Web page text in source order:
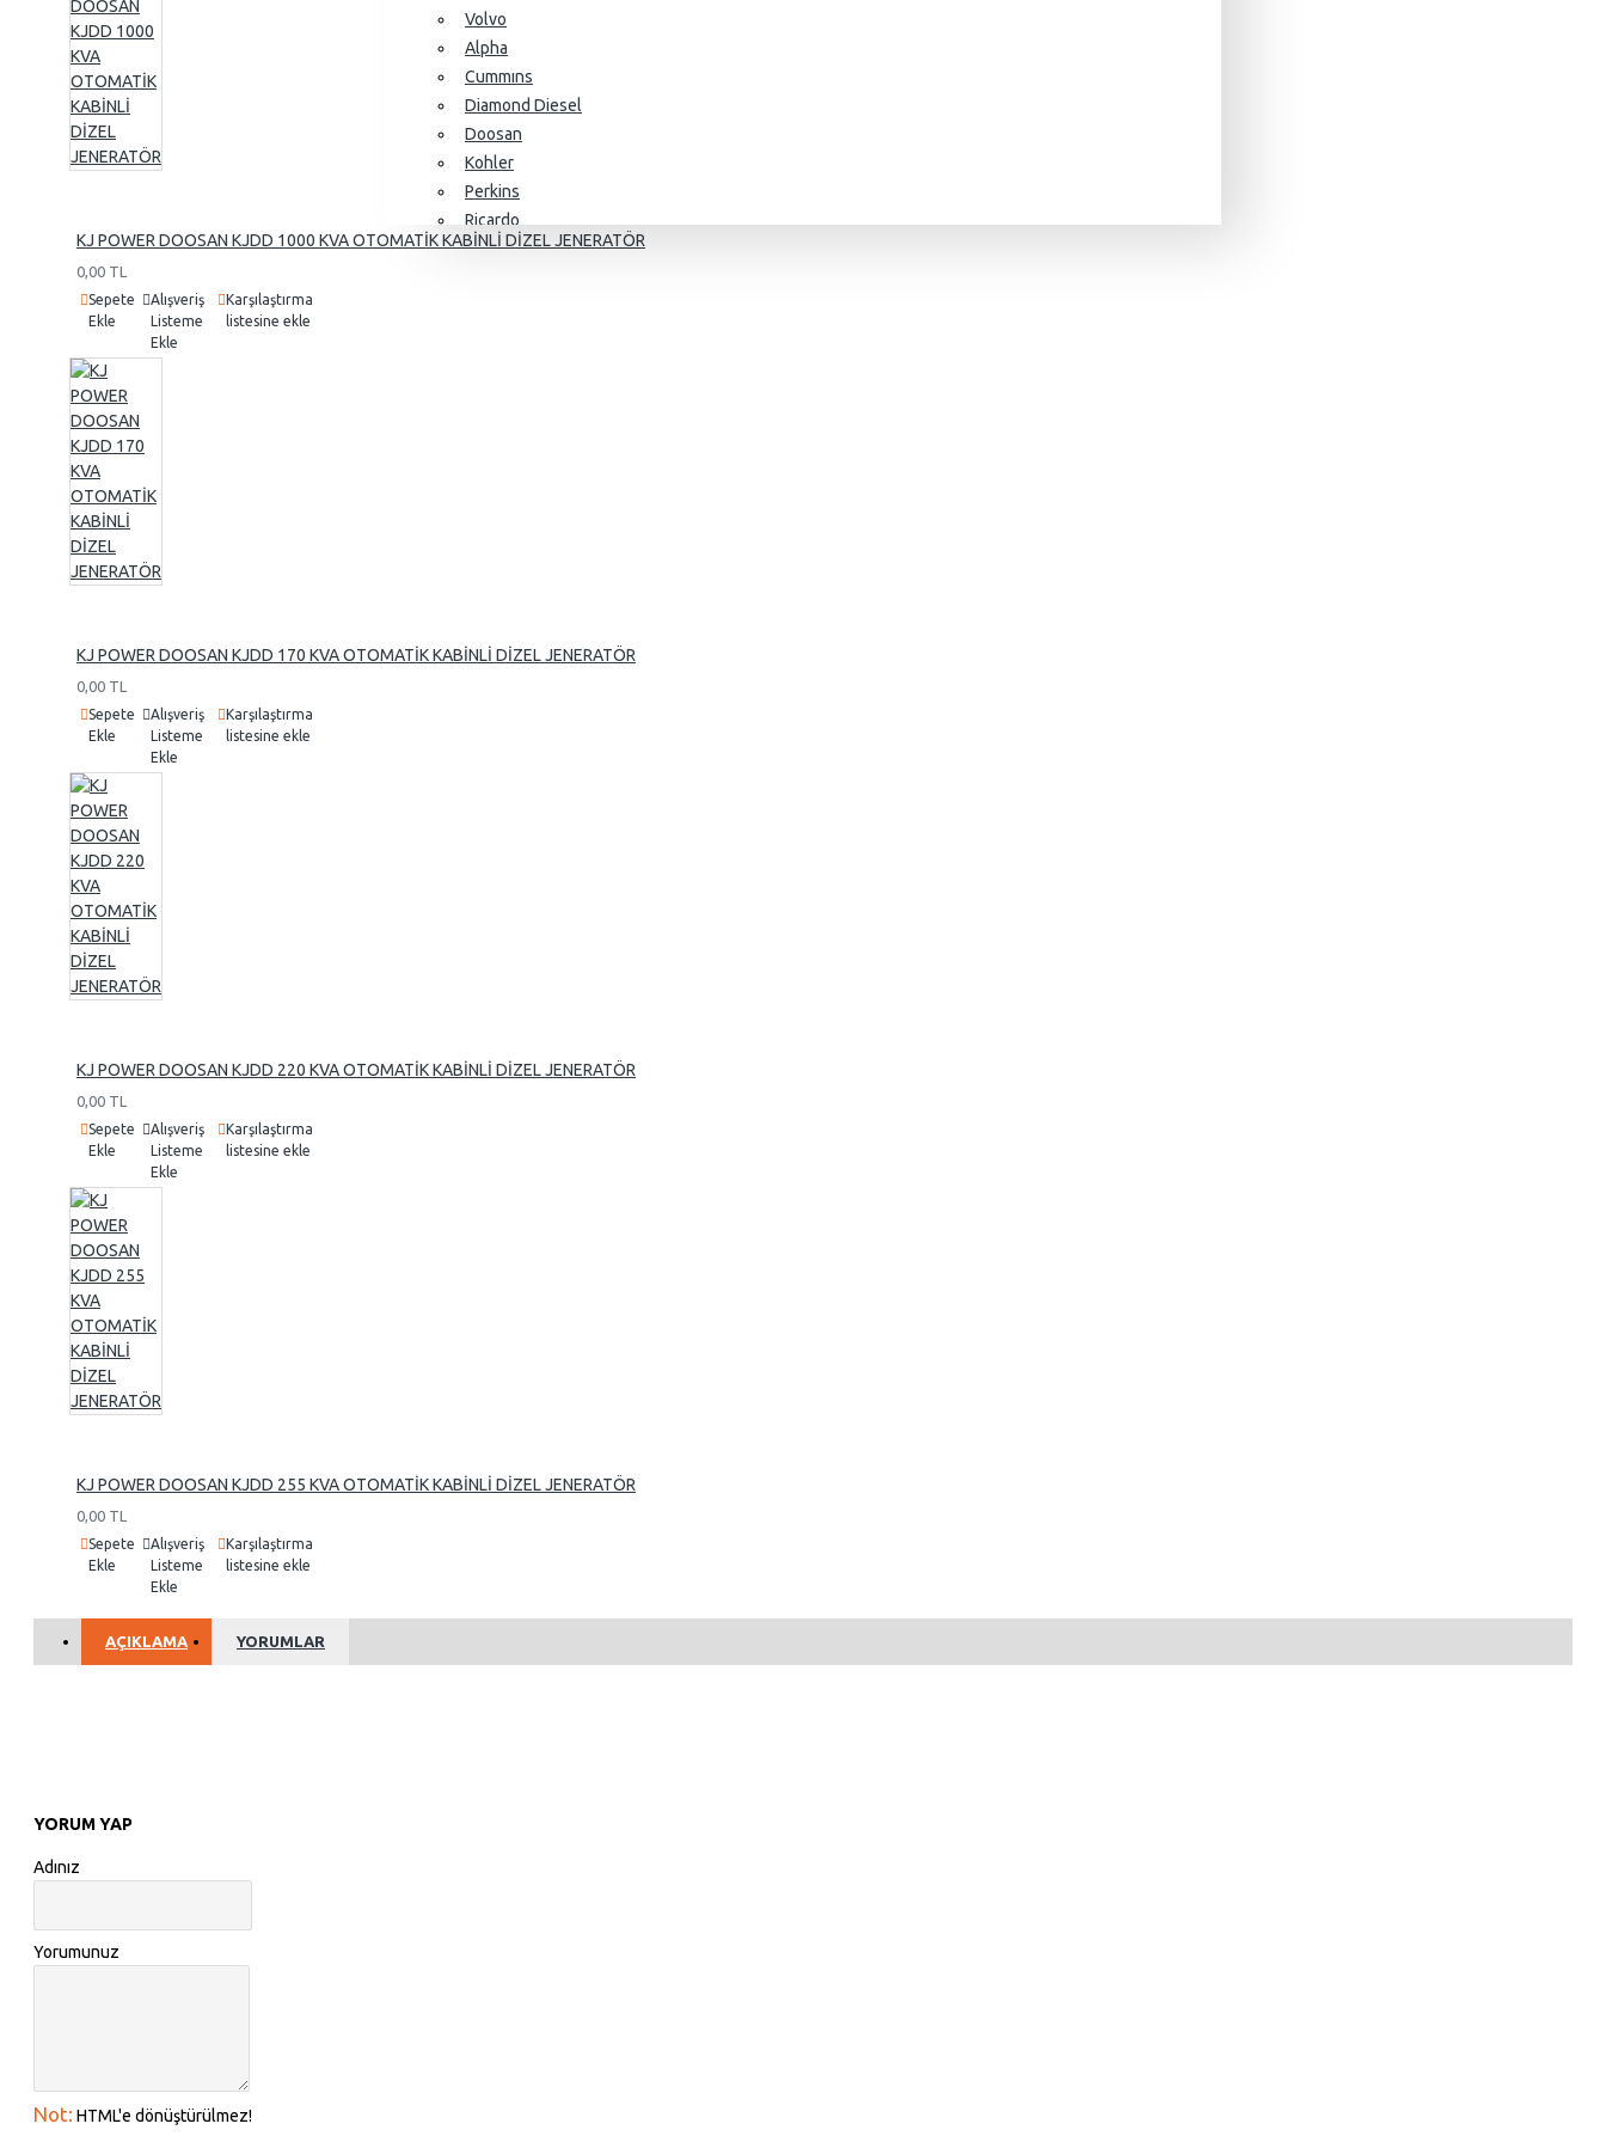
Volvo
Alpha
Cummıns
Diamond Diesel
Doosan
Kohler
Perkins
Ricardo
SDEC
KJ POWER DOOSAN KJDD 1000 KVA OTOMATİK KABİNLİ DİZEL JENERATÖR
0,00 TL
Sepete
Ekle
Alışveriş
Listeme
Ekle
Karşılaştırma
listesine ekle
KJ POWER DOOSAN KJDD 170 KVA OTOMATİK KABİNLİ DİZEL JENERATÖR
0,00 TL
Sepete
Ekle
Alışveriş
Listeme
Ekle
Karşılaştırma
listesine ekle
KJ POWER DOOSAN KJDD 220 KVA OTOMATİK KABİNLİ DİZEL JENERATÖR
0,00 TL
Sepete
Ekle
Alışveriş
Listeme
Ekle
Karşılaştırma
listesine ekle
KJ POWER DOOSAN KJDD 255 KVA OTOMATİK KABİNLİ DİZEL JENERATÖR
0,00 TL
Sepete
Ekle
Alışveriş
Listeme
Ekle
Karşılaştırma
listesine ekle
AÇIKLAMA YORUMLAR
YORUM YAP
Adınız
Yorumunuz
Not: HTML'e dönüştürülmez!